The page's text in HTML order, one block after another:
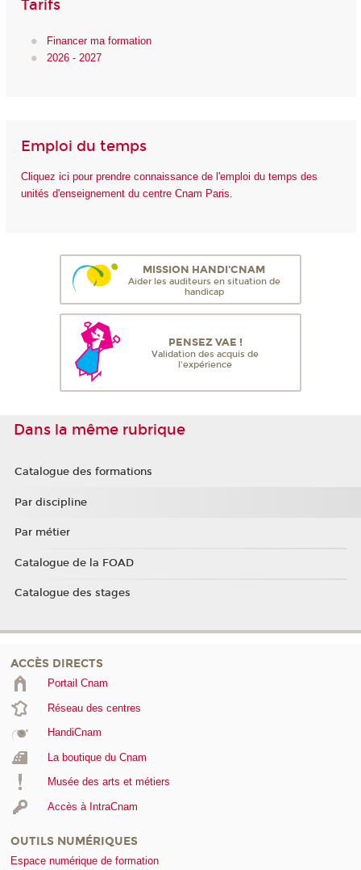
Tarifs
Financer ma formation
2026 - 2027
Emploi du temps
Cliquez ici pour prendre connaissance de l'emploi du temps des
unités d'enseignement du centre Cnam Paris.
MISSION HANDI'CNAM
Aider les auditeurs en situation de
handicap
PENSEZ VAE !
Validation des acquis de
l'expérience
Dans la même rubrique
Catalogue des formations
Par discipline
Par métier
Catalogue de la FOAD
Catalogue des stages
ACCÈS DIRECTS
Portail Cnam
Réseau des centres
HandiCnam
La boutique du Cnam
Musée des arts et métiers
Accès à IntraCnam
OUTILS NUMÉRIQUES
Espace numérique de formation